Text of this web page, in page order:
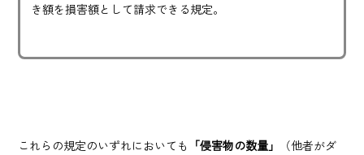
き額を損害額として請求できる規定。
これらの規定のいずれにおいても 「侵害物の数量」
（他者がダ